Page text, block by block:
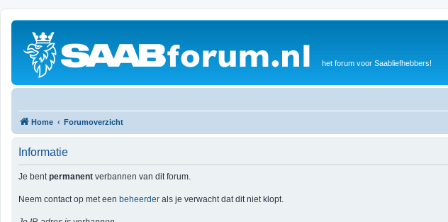
het forum voor Saabliefhebbers!
Home Forumoverzicht
Informatie
Je bentpermanent verbannen van dit forum.
Neem contact op met een beheerder als je verwacht dat dit niet klopt.